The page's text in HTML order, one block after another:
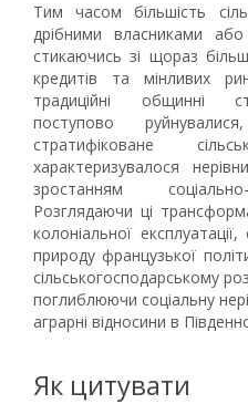
Тим часом більшість
дрібними власниками
стикаючись зі щораз
кредитів та мінливих
традиційні общинні
поступово
стратифіковане
характеризувалося
зростанням
Розглядаючи ці
колоніальної
природу французької
сільськогосподарському
поглиблюючи соціальну
аграрні відносини в
Як цитувати